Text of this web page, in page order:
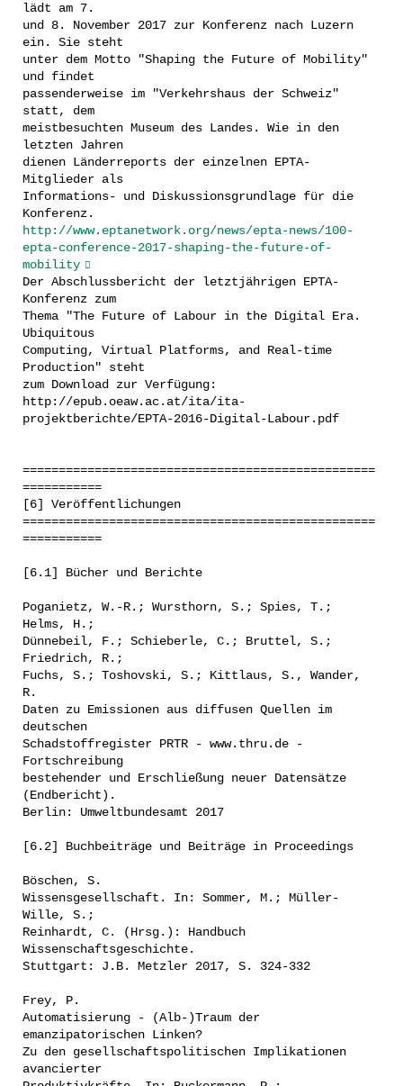
lädt am 7.
und 8. November 2017 zur Konferenz nach Luzern
ein. Sie steht
unter dem Motto "Shaping the Future of Mobility"
und findet
passenderweise im "Verkehrshaus der Schweiz"
statt, dem
meistbesuchten Museum des Landes. Wie in den
letzten Jahren
dienen Länderreports der einzelnen EPTA-
Mitglieder als
Informations- und Diskussionsgrundlage für die
Konferenz.
http://www.eptanetwork.org/news/epta-news/100-
epta-conference-2017-shaping-the-future-of-
mobility
Der Abschlussbericht der letztjährigen EPTA-
Konferenz zum
Thema "The Future of Labour in the Digital Era.
Ubiquitous
Computing, Virtual Platforms, and Real-time
Production" steht
zum Download zur Verfügung:
http://epub.oeaw.ac.at/ita/ita-
projektberichte/EPTA-2016-Digital-Labour.pdf
=================================================
===========
[6] Veröffentlichungen
=================================================
===========
[6.1] Bücher und Berichte
Poganietz, W.-R.; Wursthorn, S.; Spies, T.;
Helms, H.;
Dünnebeil, F.; Schieberle, C.; Bruttel, S.;
Friedrich, R.;
Fuchs, S.; Toshovski, S.; Kittlaus, S., Wander,
R.
Daten zu Emissionen aus diffusen Quellen im
deutschen
Schadstoffregister PRTR - www.thru.de -
Fortschreibung
bestehender und Erschließung neuer Datensätze
(Endbericht).
Berlin: Umweltbundesamt 2017
[6.2] Buchbeiträge und Beiträge in Proceedings
Böschen, S.
Wissensgesellschaft. In: Sommer, M.; Müller-
Wille, S.;
Reinhardt, C. (Hrsg.): Handbuch
Wissenschaftsgeschichte.
Stuttgart: J.B. Metzler 2017, S. 324-332
Frey, P.
Automatisierung - (Alb-)Traum der
emanzipatorischen Linken?
Zu den gesellschaftspolitischen Implikationen
avancierter